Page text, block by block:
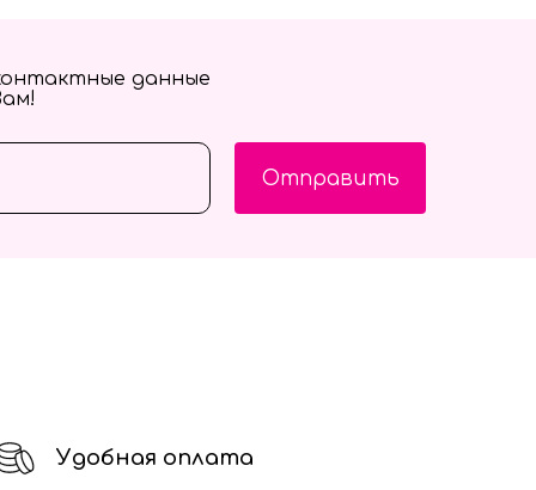
Отправить
данные
Удобная оплата